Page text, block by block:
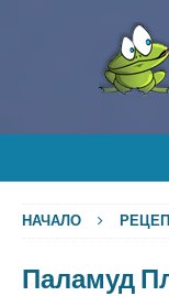
НАЧАЛО
Паламуд